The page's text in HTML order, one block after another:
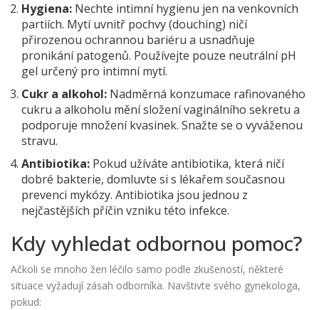
Hygiena: Nechte intimní hygienu jen na venkovních
partiích. Mytí uvnitř pochvy (douching) ničí
přirozenou ochrannou bariéru a usnadňuje
pronikání patogenů. Používejte pouze neutrální pH
gel určený pro intimní mytí.
Cukr a alkohol: Nadměrná konzumace rafinovaného
cukru a alkoholu mění složení vaginálního sekretu a
podporuje množení kvasinek. Snažte se o vyváženou
stravu.
Antibiotika: Pokud užíváte antibiotika, která ničí
dobré bakterie, domluvte si s lékařem současnou
prevenci mykózy. Antibiotika jsou jednou z
nejčastějších příčin vzniku této infekce.
Kdy vyhledat odbornou pomoc?
Ačkoli se mnoho žen léčilo samo podle zkušeností, některé
situace vyžadují zásah odborníka. Navštivte svého gynekologa,
pokud: